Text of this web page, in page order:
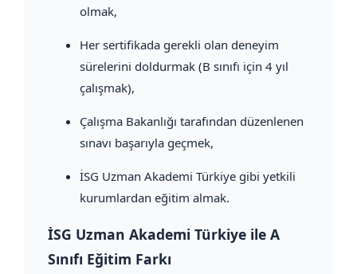
olmak,
Her sertifikada gerekli olan deneyim
sürelerini doldurmak (B sınıfı için 4 yıl
çalışmak),
Çalışma Bakanlığı tarafından düzenlenen
sınavı başarıyla geçmek,
İSG Uzman Akademi Türkiye gibi yetkili
kurumlardan eğitim almak.
İSG Uzman Akademi Türkiye ile A
Sınıfı Eğitim Farkı